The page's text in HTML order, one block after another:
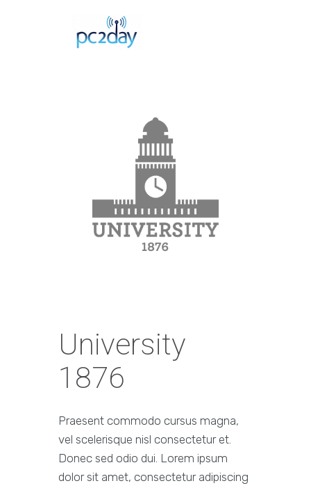
University
1876
Praesent commodo cursus magna,
vel scelerisque nisl consectetur et.
Donec sed odio dui. Lorem ipsum
dolor sit amet, consectetur adipiscing